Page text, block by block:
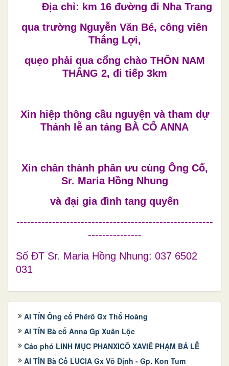
Địa chỉ: km 16 đường đi Nha Trang
qua trường Nguyễn Văn Bé, công viên
Thắng Lợi,
quẹo phải qua cổng chào THÔN NAM
THẮNG 2, đi tiếp 3km
Xin hiệp thông cầu nguyện và tham dự
Thánh lễ an táng BÀ CỐ ANNA
Xin chân thành phân ưu cùng Ông Cố,
Sr. Maria Hồng Nhung
và đại gia đình tang quyến
-------------------------------------------------------
---------------
Số ĐT Sr. Maria Hồng Nhung: 037 6502
031
AI TÍN Ông cố Phêrô Gx Thổ Hoàng
AI TÍN Bà cố Anna Gp Xuân Lộc
Cáo phó LINH MỤC PHANXICÔ XAVIÊ PHẠM BÁ LỄ
AI TÍN Bà Cố LUCIA Gx Võ Định - Gp. Kon Tum